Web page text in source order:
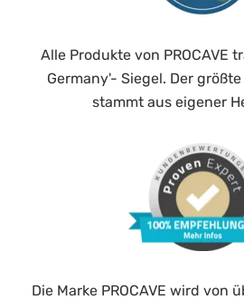
Alle Produkte von PROCAVE
Germany'- Siegel. Der
stammt aus eigener
Die Marke PROCAVE wird von